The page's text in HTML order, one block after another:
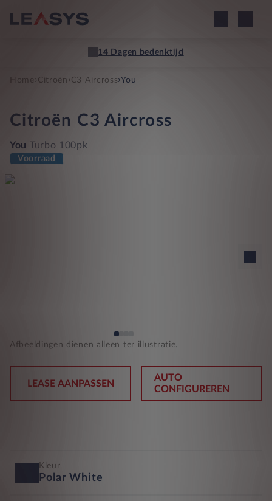
14 Dagen bedenktijd
Home › Citroën › C3 Aircross›You
Citroën C3 Aircross
You Turbo 100pk
Voorraad
Afbeeldingen dienen alleen ter illustratie.
LEASE AANPASSEN
AUTO
CONFIGUREREN
Kleur
Polar White